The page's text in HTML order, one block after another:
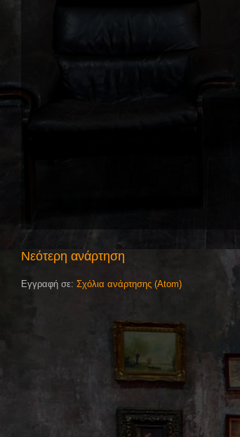
Νεότερη ανάρτηση
Εγγραφή σε: Σχόλια ανάρτησης (Atom)